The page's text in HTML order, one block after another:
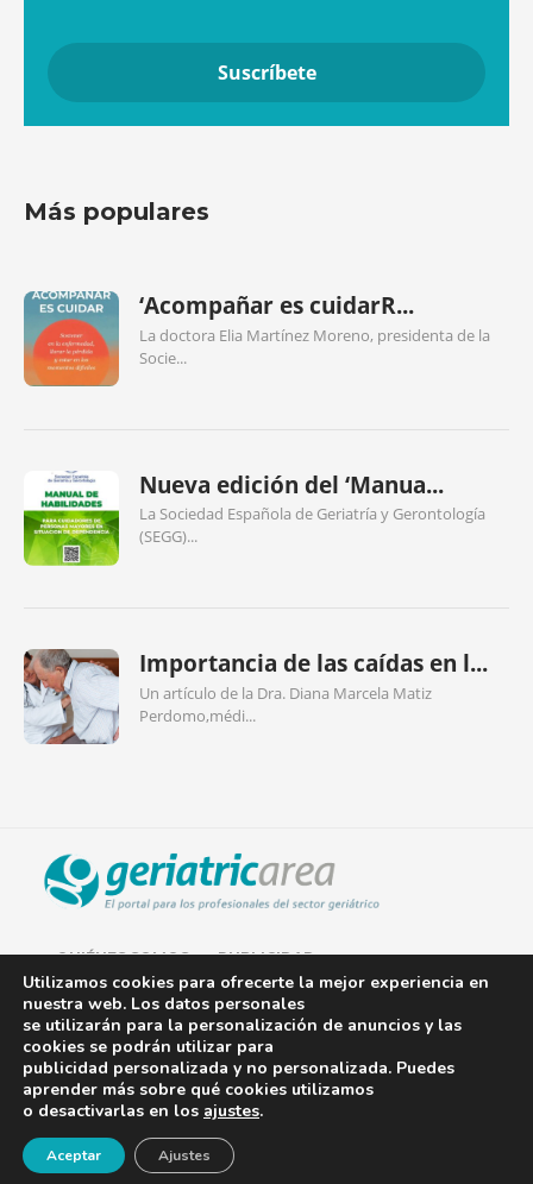
Más populares
‘Acompañar es cuidarR...
La doctora Elia Martínez Moreno, presidenta de la
Socie...
Nueva edición del ‘Manua...
La Sociedad Española de Geriatría y Gerontología
(SEGG)...
Importancia de las caídas en l...
Un artículo de la Dra. Diana Marcela Matiz
Perdomo,médi...
QUIÉNES SOMOS PUBLICIDAD
AVISO LEGAL
POLÍTICA DE COOKIES
POLÍTICA DE PRIVACIDAD
CONTACTO¡Newsletter!
Utilizamos cookies para ofrecerte la mejor experiencia en
nuestra web. Los datos personales
se utilizarán para la personalización de anuncios y las
cookies se podrán utilizar para
publicidad personalizada y no personalizada. Puedes
aprender más sobre qué cookies utilizamos
o desactivarlas en los ajustes.
Aceptar Ajustes